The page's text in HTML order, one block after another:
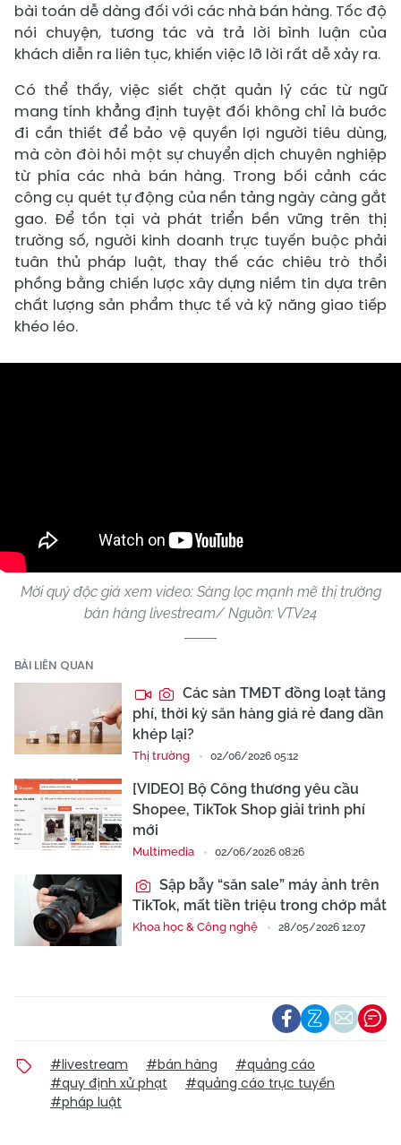
bài toán dễ dàng đối với các nhà bán hàng. Tốc độ
nói chuyện, tương tác và trả lời bình luận của
khách diễn ra liên tục, khiến việc lỡ lời rất dễ xảy ra.
Có thể thấy, việc siết chặt quản lý các từ ngữ
mang tính khẳng định tuyệt đối không chỉ là bước
đi cần thiết để bảo vệ quyền lợi người tiêu dùng,
mà còn đòi hỏi một sự chuyển dịch chuyên nghiệp
từ phía các nhà bán hàng. Trong bối cảnh các
công cụ quét tự động của nền tảng ngày càng gắt
gao. Để tồn tại và phát triển bền vững trên thị
trường số, người kinh doanh trực tuyến buộc phải
tuân thủ pháp luật, thay thế các chiêu trò thổi
phồng bằng chiến lược xây dựng niềm tin dựa trên
chất lượng sản phẩm thực tế và kỹ năng giao tiếp
khéo léo.
Mời quý độc giả xem video: Sàng lọc mạnh mẽ thị trường
bán hàng livestream/ Nguồn: VTV24
BÀI LIÊN QUAN
Các sàn TMĐT đồng loạt tăng
phí, thời kỳ săn hàng giá rẻ đang dần
khép lại?
Thị trường 02/06/2026 05:12
[VIDEO] Bộ Công thương yêu cầu
Shopee, TikTok Shop giải trình phí
mới
Multimedia 02/06/2026 08:26
Sập bẫy “săn sale” máy ảnh trên
TikTok, mất tiền triệu trong chớp mắt
Khoa học & Công nghệ 28/05/2026 12:07
#livestream #bán hàng
#quảng cáo
#quy định xử phạt
#quảng cáo trực tuyến
#pháp luật